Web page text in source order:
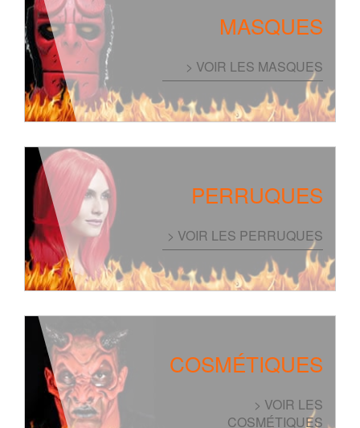
MASQUES
> VOIR LES MASQUES
PERRUQUES
> VOIR LES PERRUQUES
COSMÉTIQUES
> VOIR LES
COSMÉTIQUES